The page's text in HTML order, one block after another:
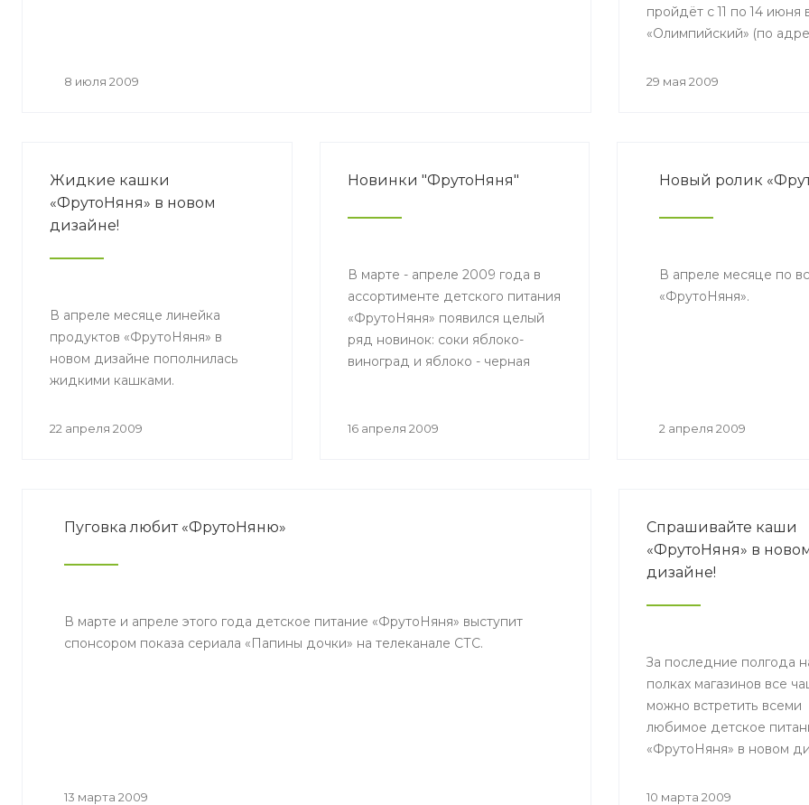
8 июля 2009
пройдёт с 11 по 14 июня
«Олимпийский» (по
29 мая 2009
Жидкие кашки
«ФрутоНяня» в новом
дизайне!
В апреле месяце линейка
продуктов «ФрутоНяня» в
новом дизайне пополнилась
жидкими кашками.
22 апреля 2009
Новинки "ФрутоНяня"
В марте - апреле 2009 года в
ассортименте детского питания
«ФрутоНяня» появился целый
ряд новинок: соки яблоко-
виноград и яблоко - черная
смородина.
16 апреля 2009
Новый ролик
В апреле месяце по
«ФрутоНяня».
2 апреля 2009
Пуговка любит «ФрутоНяню»
В марте и апреле этого года детское питание «ФрутоНяня» выступит
спонсором показа сериала «Папины дочки» на телеканале СТС.
13 марта 2009
Спрашивайте каши
«ФрутоНяня» в
дизайне!
За последние полгода
полках магазинов все
можно встретить всеми
любимое детское
«ФрутоНяня» в новом
пюре, готовым кашам,
10 марта 2009